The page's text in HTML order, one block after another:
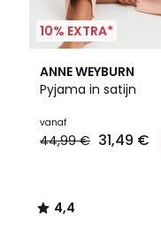
10% EXTRA*
ANNE WEYBURN
Pyjama in satijn
vanaf
44,99 € 31,49 €
4,4
/ 5
3
Kleuren
4,4
/